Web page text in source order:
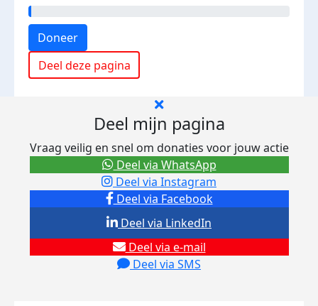
Doneer
Deel deze pagina
Deel mijn pagina
Vraag veilig en snel om donaties voor jouw actie
Deel via Facebook
Deel via Instagram
Deel via e-mail
Deel via SMS
Deel via LinkedIn
Deel via WhatsApp